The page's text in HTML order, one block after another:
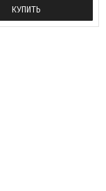
КУПИТЬ